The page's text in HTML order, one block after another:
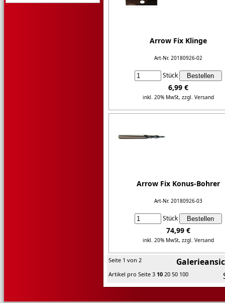
Arrow Fix Klinge
Art-Nr. 20180926-02
Stück
6,99 €
inkl. 20% MwSt, zzgl. Versand
Details...
Arrow Fix Konus-Bohrer
Art-Nr. 20180926-03
Stück
74,99 €
inkl. 20% MwSt, zzgl. Versand
Seite 1 von 2
Artikel pro Seite 3 10 20 50 100